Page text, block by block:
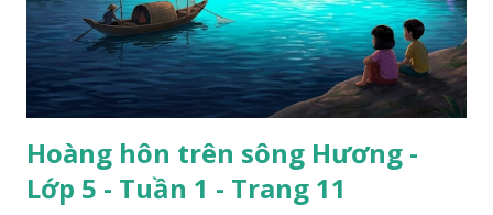
Hoàng hôn trên sông Hương -
Lớp 5 - Tuần 1 - Trang 11